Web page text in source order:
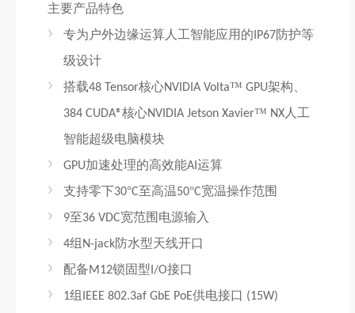
主要产品特色
专为户外边缘运算人工智能应用的 IP67防护等
级设计
搭载48 Tensor核心NVIDIA Volta™ GPU架构、
384 CUDA®核心NVIDIA Jetson Xavier™ NX人工
智能超级电脑模块
GPU加速处理的高效能AI 运算
支持零下30°C至高温50°C宽温操作范围
9至36 VDC宽范围电源输入
4组 N-jack防水型天线开口
配备M12锁固型 I/O接口
1组 IEEE 802.3af GbE PoE供电接口 (15W)